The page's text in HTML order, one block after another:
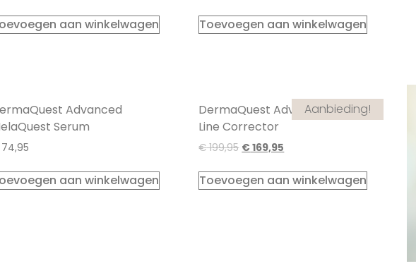
aan winkelwagen Toevoegen aan winkelwagen
Advanced
Serum
aan winkelwagen
Aanbieding!
DermaQuest Advanced Peptide
Line Corrector
€199,95 € 169,95
Toevoegen aan winkelwagen